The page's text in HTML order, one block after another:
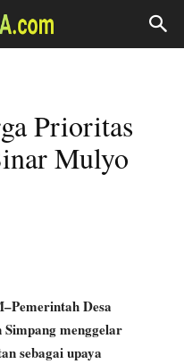
Prioritas
Mulyo
Desa
menggelar
sebagai upaya